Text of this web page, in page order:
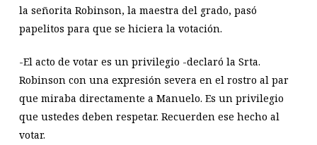
la señorita Robinson, la maestra del grado, pasó
papelitos para que se hiciera la votación.
-El acto de votar es un privilegio -declaró la Srta.
Robinson con una expresión severa en el rostro al par
que miraba directamente a Manuelo. Es un privilegio
que ustedes deben respetar. Recuerden ese hecho al
votar.